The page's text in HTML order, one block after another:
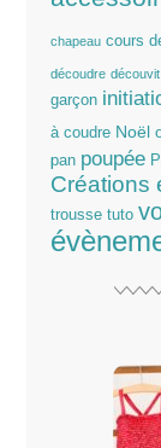
chapeau cours
découdre découvit
garçon
à coudre Noël
pan poupée
Créations
trousse tuto